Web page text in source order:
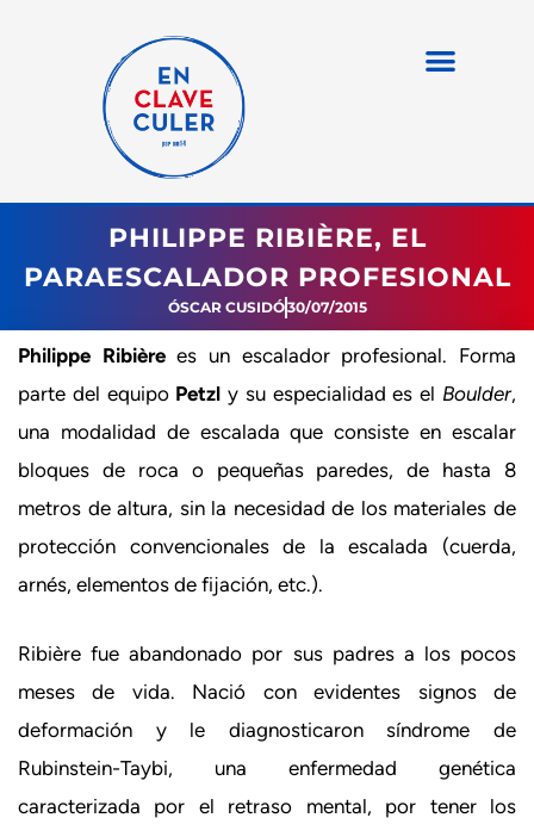
PHILIPPE RIBIÈRE, EL
PARAESCALADOR PROFESIONAL
ÓSCAR CUSIDÓ30/07/2015
Philippe Ribièrees un escalador profesional. Forma
parte del equipo Petzl y su especialidad es el Boulder,
una modalidad de escalada que consiste en escalar
bloques de roca o pequeñas paredes, de hasta 8
metros de altura, sin la necesidad de los materiales de
protección convencionales de la escalada (cuerda,
arnés, elementos de fijación, etc.).
Ribière fue abandonado por sus padres a los pocos
meses de vida. Nació con evidentes signos de
deformación y le diagnosticaron síndrome de
Rubinstein-Taybi, una enfermedad genética
caracterizada por el retraso mental, por tener los